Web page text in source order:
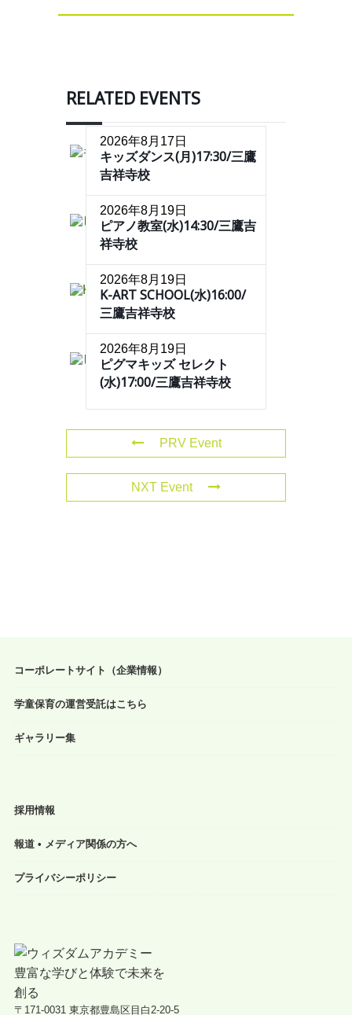
RELATED EVENTS
2026年8月17日
キッズダンス(月)17:30/三鷹
吉祥寺校
2026年8月19日
ピアノ教室(水)14:30/三鷹吉
祥寺校
2026年8月19日
K-ART SCHOOL(水)16:00/
三鷹吉祥寺校
2026年8月19日
ピグマキッズ セレクト
(水)17:00/三鷹吉祥寺校
PRV Event
NXT Event
コーポレートサイト（企業情報）
学童保育の運営受託はこちら
ギャラリー集
採用情報
報道 • メディア関係の方へ
プライバシーポリシー
〒171-0031 東京都豊島区目白2-20-5